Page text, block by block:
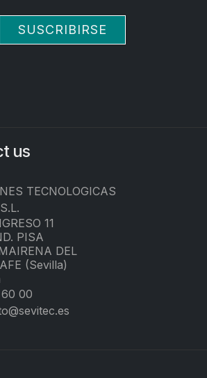
SUSCRIBIRSE
us
TECNOLOGICAS
11
PISA
DEL
(Sevilla)
00